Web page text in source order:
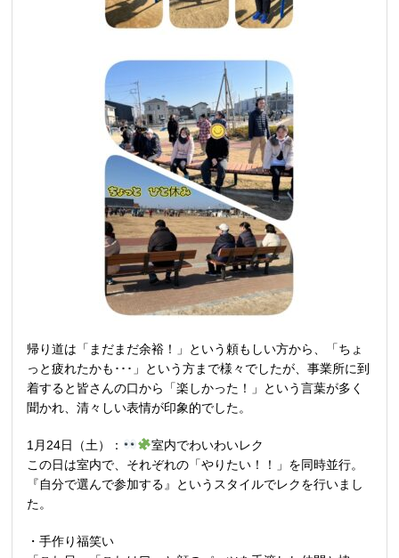
帰り道は「まだまだ余裕！」という頼もしい方から、「ちょ
っと疲れたかも･･･」という方まで様々でしたが、事業所に到
着すると皆さんの口から「楽しかった！」という言葉が多く
聞かれ、清々しい表情が印象的でした。
1月24日（土）：
室内でわいわいレク
この日は室内で、それぞれの「やりたい！！」を同時並行。
『自分で選んで参加する』というスタイルでレクを行いまし
た。
・手作り福笑い